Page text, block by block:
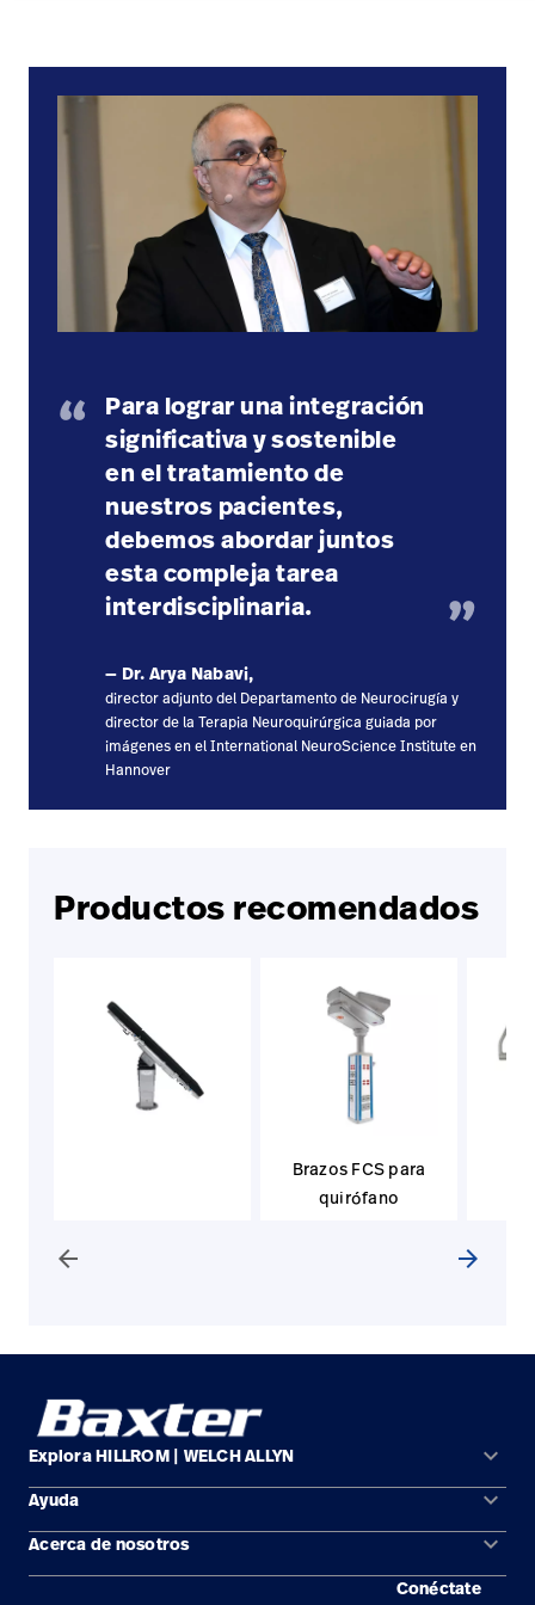
Para lograr una integración
significativa y sostenible
en el tratamiento de
nuestros pacientes,
debemos abordar juntos
esta compleja tarea
interdisciplinaria.
— Dr. Arya Nabavi,
director adjunto del Departamento de Neurocirugía y
director de la Terapia Neuroquirúrgica guiada por
imágenes en el International NeuroScience Institute en
Hannover
Productos recomendados
arrow_back
Brazos FCS para
quirófano
arrow_forward
Explora HILLROM | WELCH ALLYN keyboard_arrow_down
Soluciones
Productos
Ayuda keyboard_arrow_down
Comunícate con nosotros
Acerca de nosotros keyboard_arrow_down
Conéctate